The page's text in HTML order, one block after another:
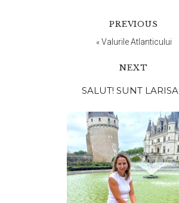
PREVIOUS
«Valurile Atlanticului
NEXT
principală
SALUT! SUNT LARISA